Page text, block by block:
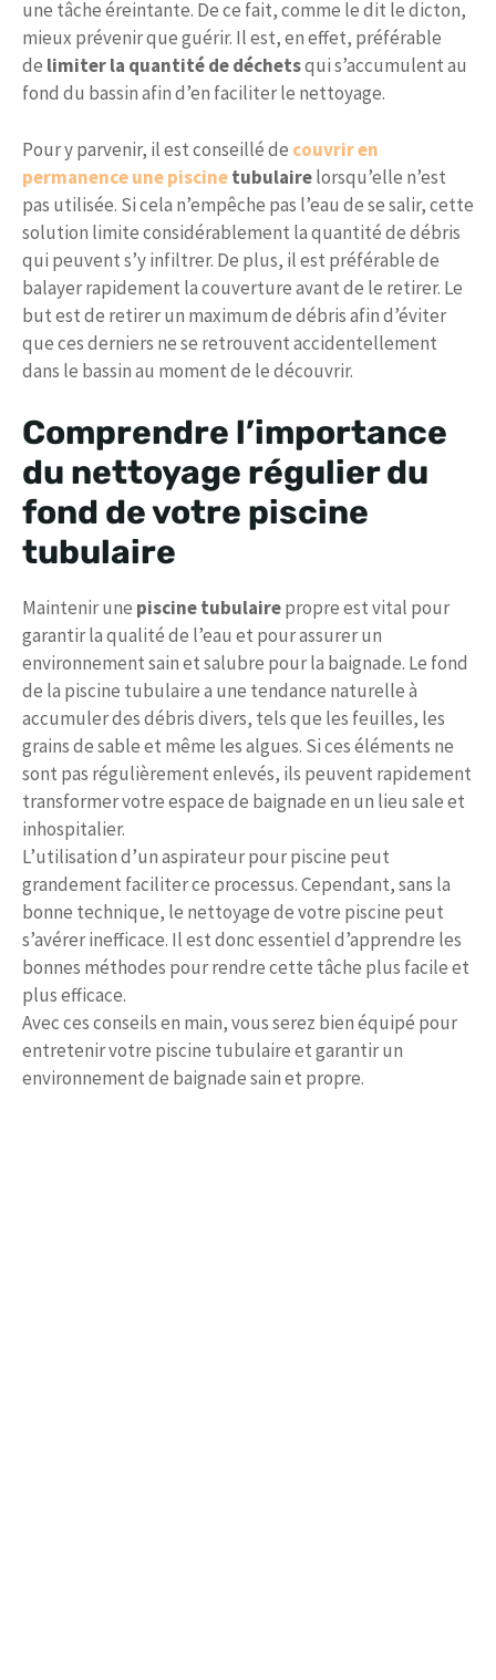
une tâche éreintante. De ce fait, comme le dit le dicton,
mieux prévenir que guérir. Il est, en effet, préférable
de limiter la quantité de déchetsqui s’accumulent au
fond du bassin afin d’en faciliter le nettoyage.
Pour y parvenir, il est conseillé de couvrir en
permanence une piscinetubulairelorsqu’elle n’est
pas utilisée. Si cela n’empêche pas l’eau de se salir, cette
solution limite considérablement la quantité de débris
qui peuvent s’y infiltrer. De plus, il est préférable de
balayer rapidement la couverture avant de le retirer. Le
but est de retirer un maximum de débris afin d’éviter
que ces derniers ne se retrouvent accidentellement
dans le bassin au moment de le découvrir.
Comprendre l’importance
du nettoyage régulier du
fond de votre piscine
tubulaire
Maintenir une piscine tubulairepropre est vital pour
garantir la qualité de l’eau et pour assurer un
environnement sain et salubre pour la baignade. Le fond
de la piscine tubulaire a une tendance naturelle à
accumuler des débris divers, tels que les feuilles, les
grains de sable et même les algues. Si ces éléments ne
sont pas régulièrement enlevés, ils peuvent rapidement
transformer votre espace de baignade en un lieu sale et
inhospitalier.
L’utilisation d’un aspirateur pour piscine peut
grandement faciliter ce processus. Cependant, sans la
bonne technique, le nettoyage de votre piscine peut
s’avérer inefficace. Il est donc essentiel d’apprendre les
bonnes méthodes pour rendre cette tâche plus facile et
plus efficace.
Avec ces conseils en main, vous serez bien équipé pour
entretenir votre piscine tubulaire et garantir un
environnement de baignade sain et propre.